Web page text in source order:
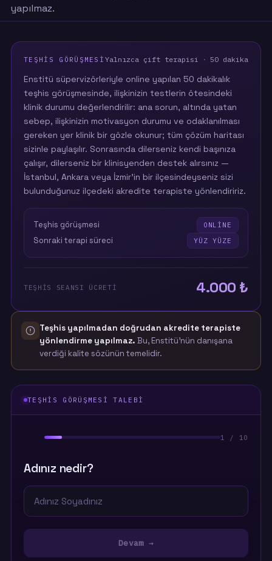
yapılmaz.
TEŞHIS GÖRÜŞMESI Yalnızca çift terapisi · 50 dakika
Enstitü süpervizörleriyle online yapılan 50 dakikalık
teşhis görüşmesinde, ilişkinizin testlerin ötesindeki
klinik durumu değerlendirilir: ana sorun, altında yatan
sebep, ilişkinizin motivasyon durumu ve odaklanılması
gereken yer klinik bir gözle okunur; tüm çözüm haritası
sizinle paylaşılır. Sonrasında dilerseniz kendi başınıza
çalışır, dilerseniz bir klinisyenden destek alırsınız —
İstanbul, Ankara veya İzmir'in bir ilçesindeyseniz sizi
bulunduğunuz ilçedeki akredite terapiste yönlendiririz.
Teşhis görüşmesi ONLINE
Sonraki terapi süreci YÜZ YÜZE
TEŞHIS SEANSI ÜCRETI 4.000 ₺
Teşhis yapılmadan doğrudan akredite terapiste
yönlendirme yapılmaz. Bu, Enstitü'nün danışana
verdiği kalite sözünün temelidir.
TEŞHIS GÖRÜŞMESI TALEBI
1 / 10
Adınız nedir?
Devam →